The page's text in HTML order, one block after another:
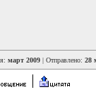
март 2009 | Отправлено: 28